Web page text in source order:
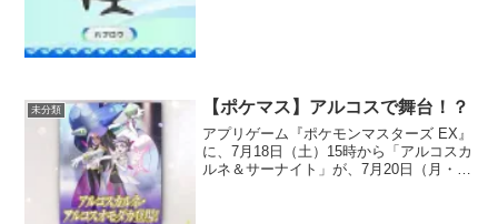
未分類 【ポケマス】アルコスで舞台！？
アプリゲーム『ポケモンマスターズ EX』
に、7月18日（土）15時から「アルコスカ
ルネ＆サーナイト」が、7月20日（月・